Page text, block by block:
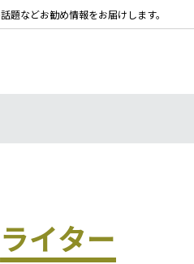
などお勧め情報をお届けします。
ライター